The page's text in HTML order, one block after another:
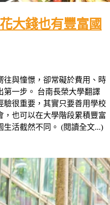
大錢也有豐富國
往與憧憬，卻常礙於費用、時
第一步。 台南長榮大學翻譯
驗很重要，其實只要善用學校
也可以在大學階段累積豐富
活截然不同。 (閱讀全文...)